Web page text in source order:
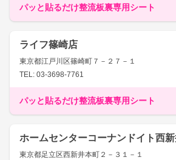
パッと貼るだけ整流板裏専用シート
ライフ篠崎店
東京都江戸川区篠崎町７－２７－１
TEL: 03-3698-7761
パッと貼るだけ整流板裏専用シート
ホームセンターコーナンドイト西
東京都足立区西新井本町２－３１－１